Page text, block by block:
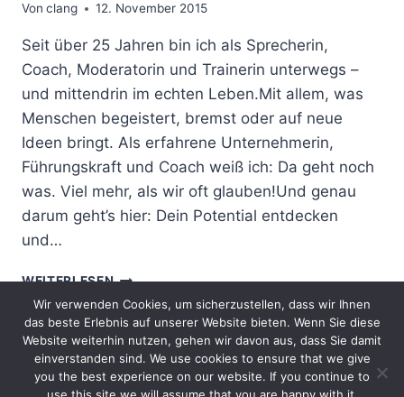
Von clang 12. November 2015
Seit über 25 Jahren bin ich als Sprecherin,
Coach, Moderatorin und Trainerin unterwegs –
und mittendrin im echten Leben.Mit allem, was
Menschen begeistert, bremst oder auf neue
Ideen bringt. Als erfahrene Unternehmerin,
Führungskraft und Coach weiß ich: Da geht noch
was. Viel mehr, als wir oft glauben!Und genau
darum geht’s hier: Dein Potential entdecken
und…
WEITERLESEN WARUM
DIESEN
BLOG
MACHE
Impressum Datenschutzerklärung
Wir verwenden Cookies, um sicherzustellen, dass wir Ihnen
das beste Erlebnis auf unserer Website bieten. Wenn Sie diese
Website weiterhin nutzen, gehen wir davon aus, dass Sie damit
einverstanden sind. We use cookies to ensure that we give
you the best experience on our website. If you continue to
use this site we will assume that you are happy with it.